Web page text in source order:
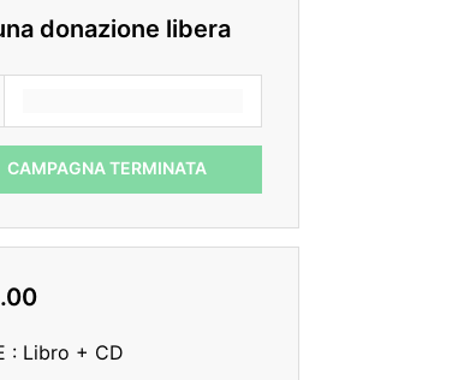
donazione libera
CAMPAGNA TERMINATA
: Libro + CD